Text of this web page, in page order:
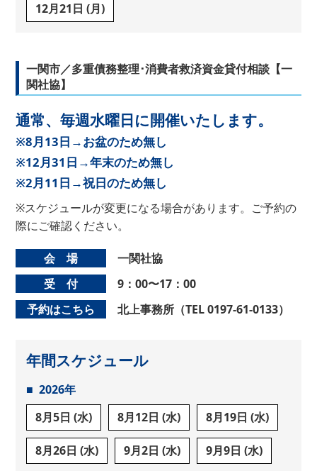
12月21日 (月)
一関市／多重債務整理･消費者救済資金貸付相談【一
関社協】
通常、毎週水曜日に開催いたします。
※8月13日→お盆のため無し
※12月31日→年末のため無し
※2月11日→祝日のため無し
※スケジュールが変更になる場合があります。ご予約の
際にご確認ください。
会 場
一関社協
受 付
9：00〜17：00
予約はこちら
北上事務所（TEL 0197-61-0133）
年間スケジュール
2026年
8月5日 (水)
8月12日 (水) 8月19日 (水)
8月26日 (水) 9月2日 (水) 9月9日 (水)